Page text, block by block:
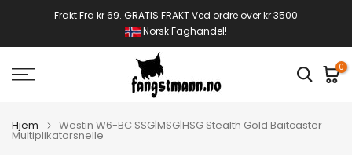
Frakt Fra kr 69. GRATIS FRAKT Ved ordre over kr 3500
Norsk Faghandel!
0
Hjem Westin W6-BC SSG|MSG|HSG Stealth Gold Baitcaster
Multiplikatorsnelle